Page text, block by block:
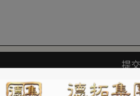
提交